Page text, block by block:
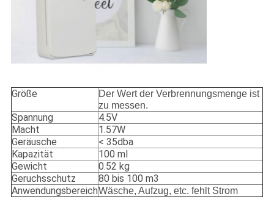
Größe
Der Wert der Verbrennungsmenge ist
zu messen.
Spannung
4.5V
Macht
1.57W
Geräusche
< 35dba
Kapazität
100 ml
Gewicht
0.52 kg
Geruchsschutz
80 bis 100 m3
AnwendungsbereichWäsche, Aufzug, etc. fehlt Strom